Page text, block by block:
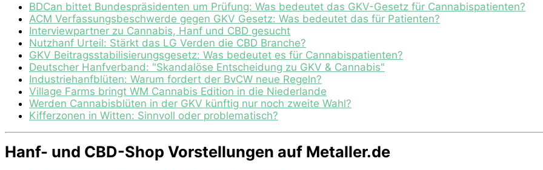
BDCan bittet Bundespräsidenten um Prüfung: Was bedeutet das GKV-Gesetz für Cannabispatienten?
ACM Verfassungsbeschwerde gegen GKV Gesetz: Was bedeutet das für Patienten?
Interviewpartner zu Cannabis, Hanf und CBD gesucht
Nutzhanf Urteil: Stärkt das LG Verden die CBD Branche?
GKV Beitragsstabilisierungsgesetz: Was bedeutet es für Cannabispatienten?
Deutscher Hanfverband: "Skandalöse Entscheidung zu GKV & Cannabis"
Industriehanfblüten: Warum fordert der BvCW neue Regeln?
Village Farms bringt WM Cannabis Edition in die Niederlande
Werden Cannabisblüten in der GKV künftig nur noch zweite Wahl?
Kifferzonen in Witten: Sinnvoll oder problematisch?
Hanf- und CBD-Shop Vorstellungen auf Metaller.de